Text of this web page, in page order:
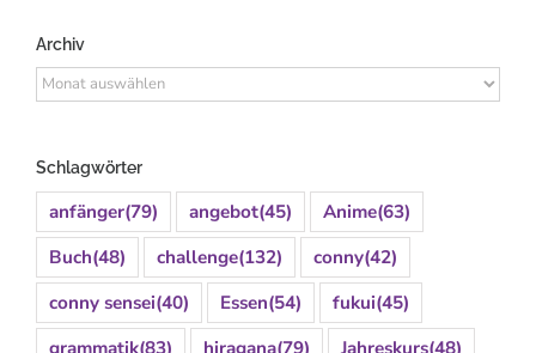
Archiv
Archiv
Schlagwörter
anfänger(79) angebot(45) Anime(63)
Buch(48) challenge(132) conny(42)
conny sensei(40) Essen(54) fukui(45)
grammatik(83) hiragana(79) Jahreskurs(48)